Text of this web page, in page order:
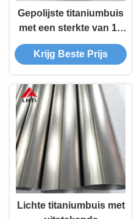
Gepolijste titaniumbuis
met een sterkte van 10
mm Diameterdichtheid
4,51 g/cm3
Krijg Beste Prijs
Lichte titaniumbuis met